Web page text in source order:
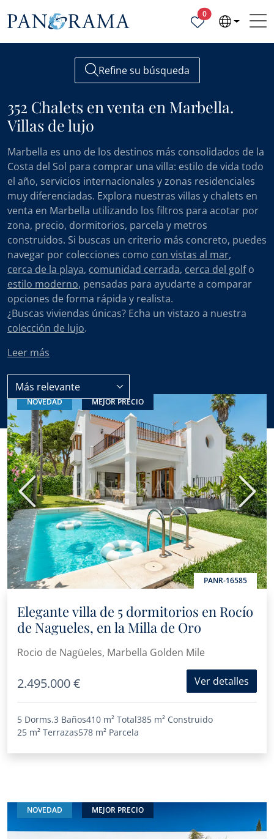
0Propiedades
Refine su búsqueda
352 Chalets en venta en Marbella.
Villas de lujo
Marbella es uno de los destinos más consolidados de la
Costa del Sol para comprar una villa: estilo de vida todo
el año, servicios internacionales y zonas residenciales
muy diferenciadas. Explora nuestras villas y chalets en
venta en Marbella utilizando los filtros para acotar por
zona, precio, dormitorios, parcela y metros
construidos. Si buscas un criterio más concreto, puedes
navegar por colecciones como con vistas al mar,
cerca de la playa, comunidad cerrada, cerca del golfo
estilo moderno, pensadas para ayudarte a comparar
opciones de forma rápida y realista.
¿Buscas viviendas únicas? Echa un vistazo a nuestra
colección de lujo.
Leer más
Todas las propiedades en venta Villas y Chalets
Más relevante
NOVEDAD MEJOR PRECIO
PANR-16585
Anterior
Elegante villa de 5 dormitorios en Rocío
de Nagueles, en la Milla de Oro
Rocio de Nagüeles, Marbella Golden Mile
2.495.000 € Ver detalles
5 Dorms.3 Baños410 m² Total385 m² Construido
25 m² Terrazas578 m² Parcela
NOVEDAD MEJOR PRECIO